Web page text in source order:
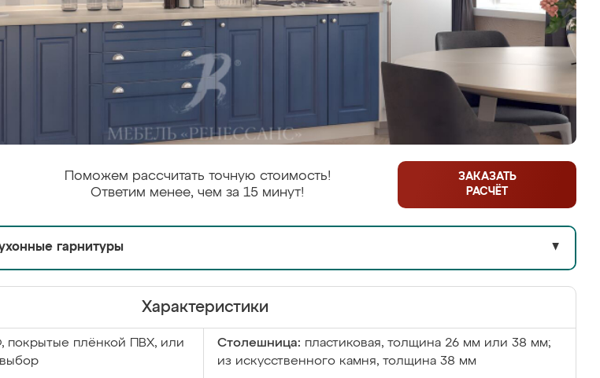
Поможем рассчитать точную стоимость!
Ответим менее, чем за 15 минут!
ЗАКАЗАТЬ
РАСЧЁТ
гарнитуры ▼
Характеристики
покрытые плёнкой ПВХ, или
Столешница: пластиковая, толщина 26 мм или 38 мм;
из искусственного камня, толщина 38 мм